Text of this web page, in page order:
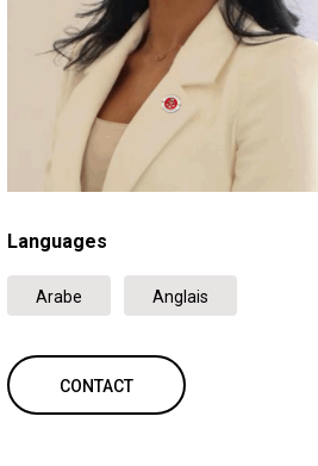
Languages
Arabe Anglais
CONTACT